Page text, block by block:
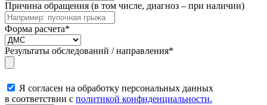
Причина обращения (в том числе, диагноз – при наличии)
Форма расчета*
Результаты обследований / направления*
Я согласен на обработку персональных данных
в соответствии с политикой конфиденциальности.